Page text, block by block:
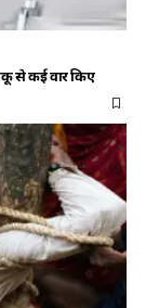
से कई वार किए